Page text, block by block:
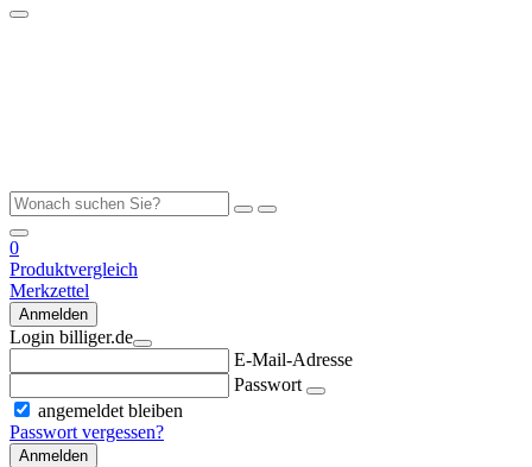
0
Produktvergleich
Merkzettel
Anmelden
Login billiger.de
E-Mail-Adresse
Passwort
angemeldet bleiben
Passwort vergessen?
Anmelden